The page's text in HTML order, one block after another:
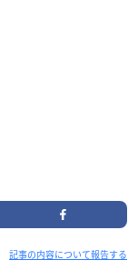
記事の内容について報告する